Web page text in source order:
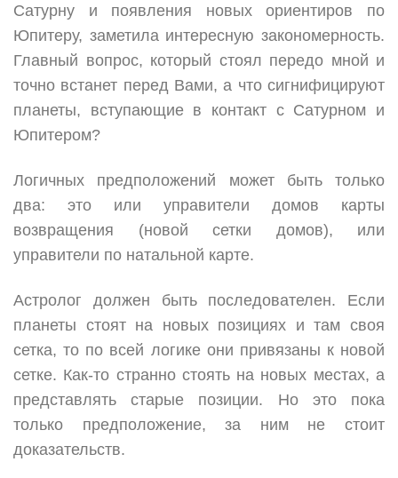
Сатурну и появления новых ориентиров по
Юпитеру, заметила интересную закономерность.
Главный вопрос, который стоял передо мной и
точно встанет перед Вами, а что сигнифицируют
планеты, вступающие в контакт с Сатурном и
Юпитером?
Логичных предположений может быть только
два: это или управители домов карты
возвращения (новой сетки домов), или
управители по натальной карте.
Астролог должен быть последователен. Если
планеты стоят на новых позициях и там своя
сетка, то по всей логике они привязаны к новой
сетке. Как-то странно стоять на новых местах, а
представлять старые позиции. Но это пока
только предположение, за ним не стоит
доказательств.